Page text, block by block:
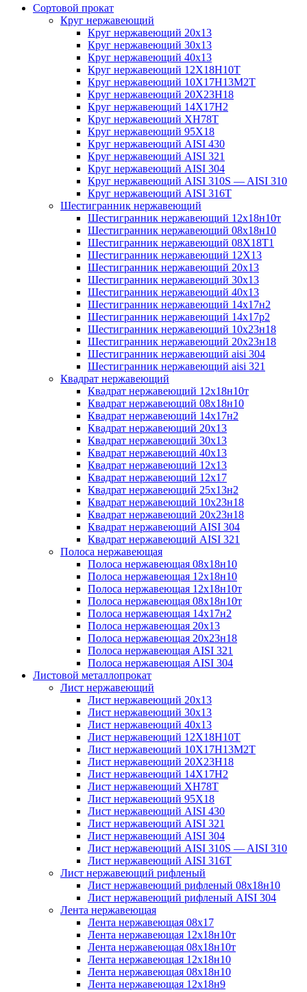
Сортовой прокат
Круг нержавеющий
Круг нержавеющий 20х13
Круг нержавеющий 30х13
Круг нержавеющий 40х13
Круг нержавеющий 12Х18Н10Т
Круг нержавеющий 10Х17Н13М2T
Круг нержавеющий 20Х23Н18
Круг нержавеющий 14Х17Н2
Круг нержавеющий ХН78Т
Круг нержавеющий 95Х18
Круг нержавеющий AISI 430
Круг нержавеющий AISI 321
Круг нержавеющий AISI 304
Круг нержавеющий AISI 310S — AISI 310
Круг нержавеющий AISI 316T
Шестигранник нержавеющий
Шестигранник нержавеющий 12х18н10т
Шестигранник нержавеющий 08х18н10
Шестигранник нержавеющий 08Х18Т1
Шестигранник нержавеющий 12Х13
Шестигранник нержавеющий 20х13
Шестигранник нержавеющий 30х13
Шестигранник нержавеющий 40х13
Шестигранник нержавеющий 14х17н2
Шестигранник нержавеющий 14х17р2
Шестигранник нержавеющий 10х23н18
Шестигранник нержавеющий 20х23н18
Шестигранник нержавеющий aisi 304
Шестигранник нержавеющий aisi 321
Квадрат нержавеющий
Квадрат нержавеющий 12х18н10т
Квадрат нержавеющий 08х18н10
Квадрат нержавеющий 14х17н2
Квадрат нержавеющий 20х13
Квадрат нержавеющий 30х13
Квадрат нержавеющий 40х13
Квадрат нержавеющий 12х13
Квадрат нержавеющий 12х17
Квадрат нержавеющий 25х13н2
Квадрат нержавеющий 10х23н18
Квадрат нержавеющий 20х23н18
Квадрат нержавеющий AISI 304
Квадрат нержавеющий AISI 321
Полоса нержавеющая
Полоса нержавеющая 08х18н10
Полоса нержавеющая 12х18н10
Полоса нержавеющая 12х18н10т
Полоса нержавеющая 08х18н10т
Полоса нержавеющая 14х17н2
Полоса нержавеющая 20х13
Полоса нержавеющая 20х23н18
Полоса нержавеющая AISI 321
Полоса нержавеющая AISI 304
Листовой металлопрокат
Лист нержавеющий
Лист нержавеющий 20х13
Лист нержавеющий 30х13
Лист нержавеющий 40х13
Лист нержавеющий 12Х18Н10Т
Лист нержавеющий 10Х17Н13М2T
Лист нержавеющий 20Х23Н18
Лист нержавеющий 14Х17Н2
Лист нержавеющий ХН78Т
Лист нержавеющий 95Х18
Лист нержавеющий AISI 430
Лист нержавеющий AISI 321
Лист нержавеющий AISI 304
Лист нержавеющий AISI 310S — AISI 310
Лист нержавеющий AISI 316T
Лист нержавеющий рифленый
Лист нержавеющий рифленый 08х18н10
Лист нержавеющий рифленый AISI 304
Лента нержавеющая
Лента нержавеющая 08х17
Лента нержавеющая 12х18н10т
Лента нержавеющая 08х18н10т
Лента нержавеющая 12х18н10
Лента нержавеющая 08х18н10
Лента нержавеющая 12х18н9